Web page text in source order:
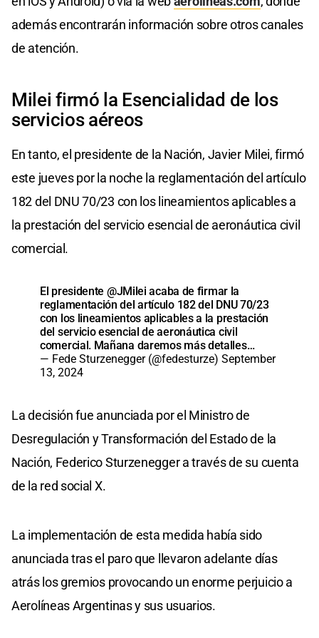
además encontrarán información sobre otros canales
de atención.
Milei firmó la Esencialidad de los
servicios aéreos
En tanto, el presidente de la Nación, Javier Milei, firmó
este jueves por la noche la reglamentación del artículo
182 del DNU 70/23 con los lineamientos aplicables a
la prestación del servicio esencial de aeronáutica civil
comercial.
El presidente @JMilei acaba de firmar la
reglamentación del artículo 182 del DNU 70/23
con los lineamientos aplicables a la prestación
del servicio esencial de aeronáutica civil
comercial. Mañana daremos más detalles…
— Fede Sturzenegger (@fedesturze) September
13, 2024
La decisión fue anunciada por el Ministro de
Desregulación y Transformación del Estado de la
Nación, Federico Sturzenegger a través de su cuenta
de la red social X.
La implementación de esta medida había sido
anunciada tras el paro que llevaron adelante días
atrás los gremios provocando un enorme perjuicio a
Aerolíneas Argentinas y sus usuarios.